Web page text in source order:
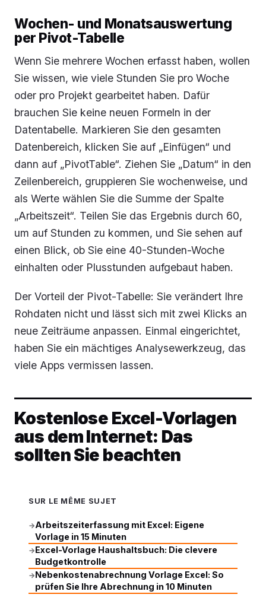
Wochen- und Monatsauswertung
per Pivot-Tabelle
Wenn Sie mehrere Wochen erfasst haben, wollen
Sie wissen, wie viele Stunden Sie pro Woche
oder pro Projekt gearbeitet haben. Dafür
brauchen Sie keine neuen Formeln in der
Datentabelle. Markieren Sie den gesamten
Datenbereich, klicken Sie auf „Einfügen“ und
dann auf „PivotTable“. Ziehen Sie „Datum“ in den
Zeilenbereich, gruppieren Sie wochenweise, und
als Werte wählen Sie die Summe der Spalte
„Arbeitszeit“. Teilen Sie das Ergebnis durch 60,
um auf Stunden zu kommen, und Sie sehen auf
einen Blick, ob Sie eine 40-Stunden-Woche
einhalten oder Plusstunden aufgebaut haben.
Der Vorteil der Pivot-Tabelle: Sie verändert Ihre
Rohdaten nicht und lässt sich mit zwei Klicks an
neue Zeiträume anpassen. Einmal eingerichtet,
haben Sie ein mächtiges Analysewerkzeug, das
viele Apps vermissen lassen.
Kostenlose Excel-Vorlagen
aus dem Internet: Das
sollten Sie beachten
SUR LE MÊME SUJET
→Arbeitszeiterfassung mit Excel: Eigene
Vorlage in 15 Minuten
→Excel-Vorlage Haushaltsbuch: Die clevere
Budgetkontrolle
→Nebenkostenabrechnung Vorlage Excel: So
prüfen Sie Ihre Abrechnung in 10 Minuten